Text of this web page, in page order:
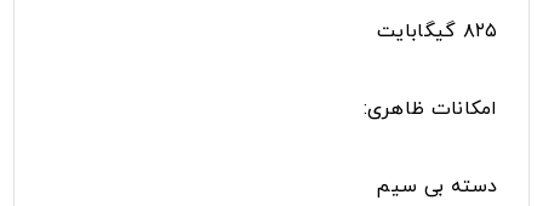
۸۲۵ گیگابایت
امکانات ظاهری:
دسته بی سیم